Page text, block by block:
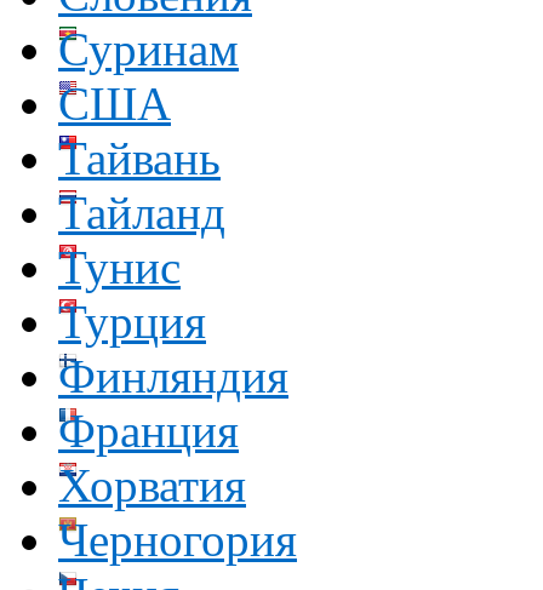
Суринам
США
Тайвань
Тайланд
Тунис
Турция
Финляндия
Франция
Хорватия
Черногория